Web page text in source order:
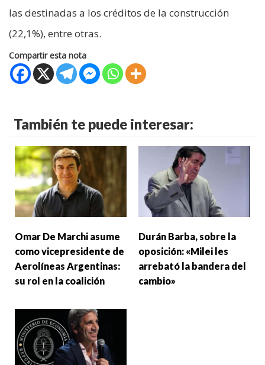
las destinadas a los créditos de la construcción
(22,1%), entre otras.
Compartir esta nota
También te puede interesar:
Omar De Marchi asume
como vicepresidente de
Aerolíneas Argentinas:
su rol en la coalición
Durán Barba, sobre la
oposición: «Milei les
arrebató la bandera del
cambio»